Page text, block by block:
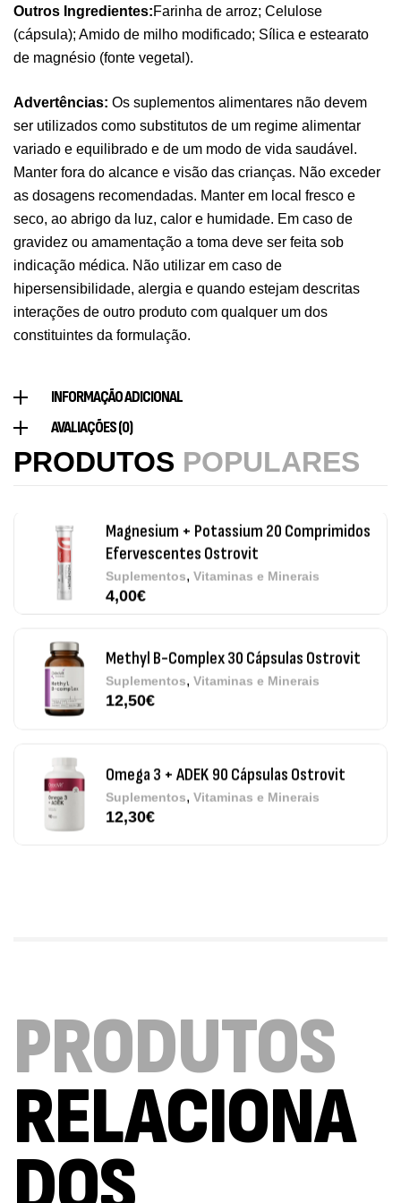
Outros Ingredientes:Farinha de arroz; Celulose
(cápsula); Amido de milho modificado; Sílica e estearato
de magnésio (fonte vegetal).
Advertências: Os suplementos alimentares não devem
ser utilizados como substitutos de um regime alimentar
variado e equilibrado e de um modo de vida saudável.
Manter fora do alcance e visão das crianças. Não exceder
as dosagens recomendadas. Manter em local fresco e
seco, ao abrigo da luz, calor e humidade. Em caso de
gravidez ou amamentação a toma deve ser feita sob
indicação médica. Não utilizar em caso de
hipersensibilidade, alergia e quando estejam descritas
interações de outro produto com qualquer um dos
constituintes da formulação.
INFORMAÇÃO ADICIONAL
AVALIAÇÕES (0)
PRODUTOS POPULARES
Desporto,Suplementos
7,50 €
Triple Magnesium + B6 P-5-P 90 Cápsulas
Ostrovit
Saúde Óssea
9,50€
Vitamin D3 + K2 90 Comprimidos Ostrovit
Saúde Óssea,
Magnesium + Potassium 20 Comprimidos
Efervescentes Ostrovit
Suplementos ,Vitaminas e Minerais
Methyl B-Complex 30 Cápsulas Ostrovit
12,50
Omega 3 + ADEK 90 Cápsulas Ostrovit
Suplementos,Vitaminas e Minerais
12,30€
Pure Electrolytes 270 G Ostrovit
Desporto,Suplementos
7,50€
Saúde Óssea Suplementos
7,50
Magnesium + Potassium 20 Comprimidos
Efervescentes Ostrovit
Suplementos
4,00
PRODUTOS
RELACIONA